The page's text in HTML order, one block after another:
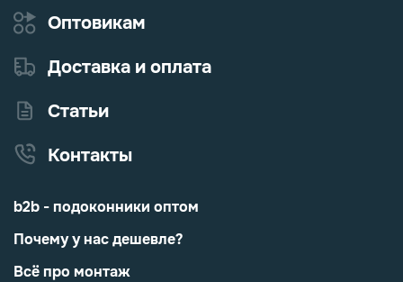
Оптовикам
Доставка и оплата
Статьи
Контакты
b2b - подоконники оптом
Почему у нас дешевле?
Всё про монтаж